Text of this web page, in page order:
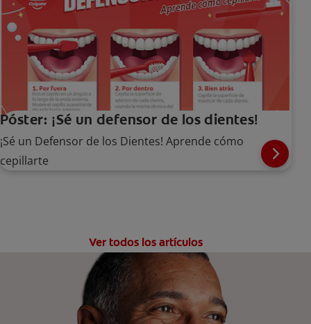
Póster: ¡Sé un defensor de los dientes!
¡Sé un Defensor de los Dientes! Aprende cómo
cepillarte
Ver todos los artículos